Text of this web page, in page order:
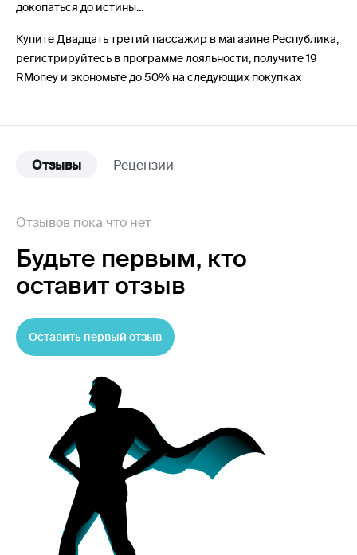
докопаться до истины...
Купите Двадцать третий пассажир в магазине Республика,
регистрируйтесь в программе лояльности, получите 19
RMoney и экономьте до 50% на следующих покупках
Отзывы Рецензии
Отзывов пока что нет
Будьте первым, кто
оставит отзыв
Оставить первый отзыв